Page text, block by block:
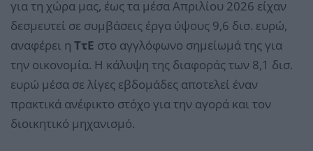
για τη χώρα μας, έως τα μέσα Απριλίου 2026 είχαν
δεσμευτεί σε συμβάσεις έργα ύψους 9,6 δισ. ευρώ,
αναφέρει η ΤτΕ στο αγγλόφωνο σημείωμά της για
την οικονομία. Η κάλυψη της διαφοράς των 8,1 δισ.
ευρώ μέσα σε λίγες εβδομάδες αποτελεί έναν
πρακτικά ανέφικτο στόχο για την αγορά και τον
διοικητικό μηχανισμό.